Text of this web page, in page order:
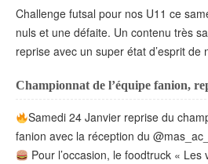
Challenge futsal pour nos U11 ce
nuls et une défaite. Un contenu très
reprise avec un super état d’esprit de
Championnat de l’équipe fanion,
Samedi 24 Janvier reprise du
fanion avec la réception du
Pour l’occasion, le foodtruck «